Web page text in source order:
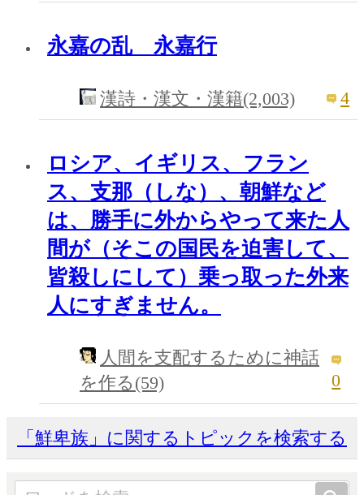
永嘉の乱 永嘉行
漢詩・漢文・漢籍(2,003) 4
ロシア、イギリス、フラン
ス、支那（しな）、朝鮮など
は、勝手に外からやって来た人
間が（そこの国民を迫害して、
皆殺しにして）乗っ取った外来
人にすぎません。
人間を支配するために神話
を作る(59)
0
「鮮卑族」に関するトピックを検索する